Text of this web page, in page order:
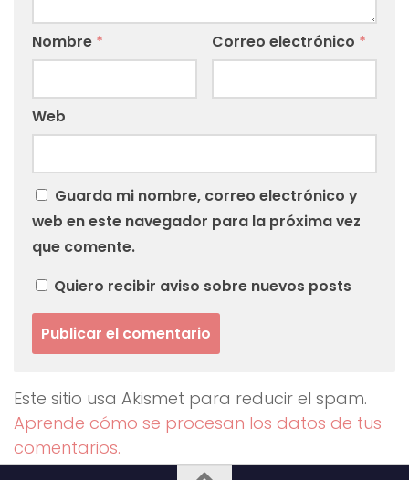
Nombre * Correo electrónico *
Web
Guarda mi nombre, correo electrónico y
web en este navegador para la próxima vez
que comente.
Quiero recibir aviso sobre nuevos posts
Este sitio usa Akismet para reducir el spam.
Aprende cómo se procesan los datos de tus
comentarios.